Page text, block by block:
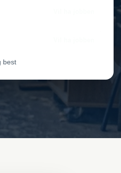
best